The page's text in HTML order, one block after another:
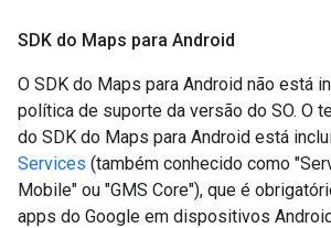
SDK do Maps para Android
O SDK do Maps para Android não está
política de suporte da versão do SO. O
do SDK do Maps para Android está
Services (também conhecido como
Mobile" ou "GMS Core"), que é
apps do Google em dispositivos